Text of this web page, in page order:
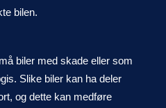
bilen.
biler med skade eller som
Slike biler kan ha deler
og dette kan medføre